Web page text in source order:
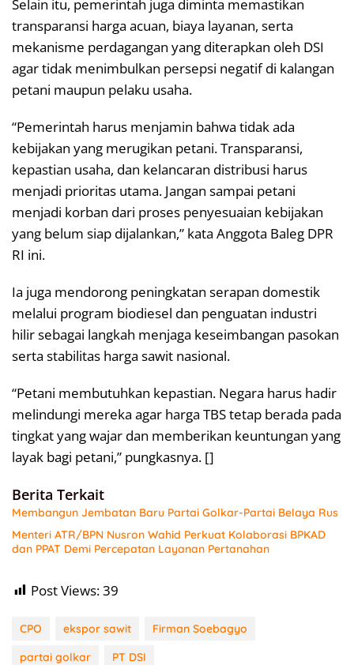
Selain itu, pemerintah juga diminta memastikan
transparansi harga acuan, biaya layanan, serta
mekanisme perdagangan yang diterapkan oleh DSI
agar tidak menimbulkan persepsi negatif di kalangan
petani maupun pelaku usaha.
“Pemerintah harus menjamin bahwa tidak ada
kebijakan yang merugikan petani. Transparansi,
kepastian usaha, dan kelancaran distribusi harus
menjadi prioritas utama. Jangan sampai petani
menjadi korban dari proses penyesuaian kebijakan
yang belum siap dijalankan,” kata Anggota Baleg DPR
RI ini.
Ia juga mendorong peningkatan serapan domestik
melalui program biodiesel dan penguatan industri
hilir sebagai langkah menjaga keseimbangan pasokan
serta stabilitas harga sawit nasional.
“Petani membutuhkan kepastian. Negara harus hadir
melindungi mereka agar harga TBS tetap berada pada
tingkat yang wajar dan memberikan keuntungan yang
layak bagi petani,” pungkasnya. []
Berita Terkait
Membangun Jembatan Baru Partai Golkar-Partai Belaya Rus
Menteri ATR/BPN Nusron Wahid Perkuat Kolaborasi BPKAD
dan PPAT Demi Percepatan Layanan Pertanahan
Post Views:39
CPO ekspor sawit
Firman Soebagyo
partai golkar
PT DSI